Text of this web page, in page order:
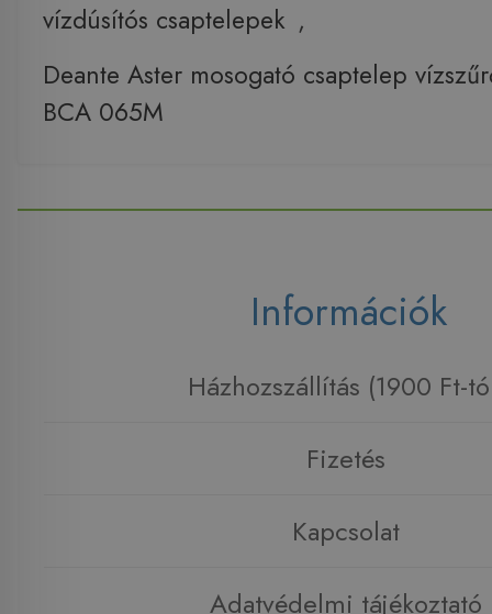
vízdúsítós csaptelepek ,
Deante Aster mosogató csaptelep
BCA 065M
Információk
Házhozszállítás (1900 Ft-
Fizetés
Kapcsolat
Adatvédelmi tájékoztató